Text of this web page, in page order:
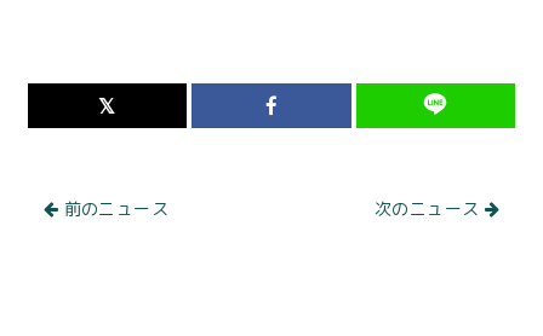
前のニュース 次のニュース